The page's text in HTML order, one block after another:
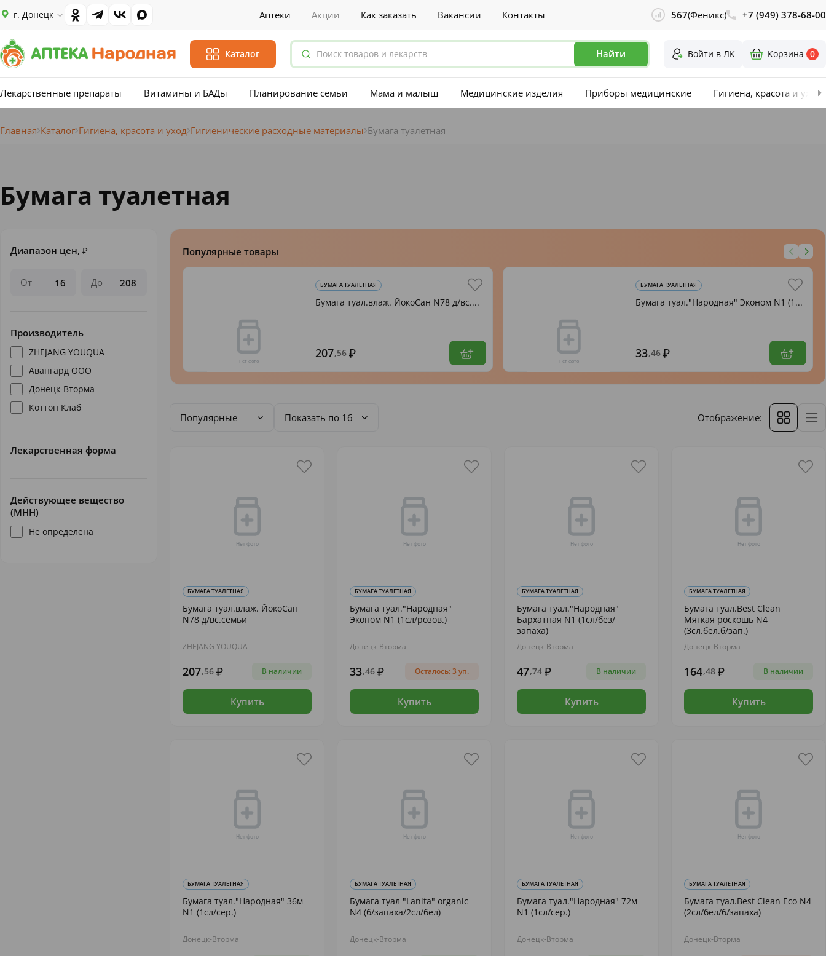
г. Донецк Аптеки Акции Как заказать Вакансии Контакты 567(Феникс) +7 (949) 378-68-00
Каталог Найти Войти в ЛК Корзина 0
Лекарственные препараты Витамины и БАДы Планирование семьи Мама и малыш Медицинские изделия Приборы медицинские Гигиена, красота и уход
Главная Каталог Гигиена, красота и уход Гигиенические расходные материалы Бумага туалетная
Бумага туалетная
Диапазон цен, ₽
От До
Производитель
ZHEJANG YOUQUA
Авангард ООО
Донецк-Вторма
Коттон Клаб
Лекарственная форма
Действующее вещество
(МНН)
Не определена
Популярные товары
БУМАГА ТУАЛЕТНАЯ
Бумага туал.влаж. ЙокоСан N78 д/вс....
207,56
БУМАГА ТУАЛЕТНАЯ
Бумага туал."Народная" Эконом N1 (1...
33,46
Популярные Показать по 16 Отображение:
БУМАГА ТУАЛЕТНАЯ
Бумага туал.влаж. ЙокоСан
N78 д/вс.семьи
ZHEJANG YOUQUA
207,56 В наличии
Купить
БУМАГА ТУАЛЕТНАЯ
Бумага туал."Народная"
Эконом N1 (1сл/розов.)
Донецк-Вторма
33,46 Осталось: 3 уп.
Купить
БУМАГА ТУАЛЕТНАЯ
Бумага туал."Народная"
Бархатная N1 (1сл/без/
запаха)
Донецк-Вторма
47,74 В наличии
Купить
БУМАГА ТУАЛЕТНАЯ
Бумага туал.Best Clean
Мягкая роскошь N4
(3сл.бел.б/зап.)
Донецк-Вторма
164,48 В наличии
Купить
БУМАГА ТУАЛЕТНАЯ
Бумага туал."Народная" 36м
N1 (1сл/сер.)
Донецк-Вторма
БУМАГА ТУАЛЕТНАЯ
Бумага туал "Lanita" organic
N4 (б/запаха/2сл/бел)
Донецк-Вторма
БУМАГА ТУАЛЕТНАЯ
Бумага туал."Народная" 72м
N1 (1сл/сер.)
Донецк-Вторма
БУМАГА ТУАЛЕТНАЯ
Бумага туал.Best Clean Eco N4
(2сл/бел/б/запаха)
Донецк-Вторма